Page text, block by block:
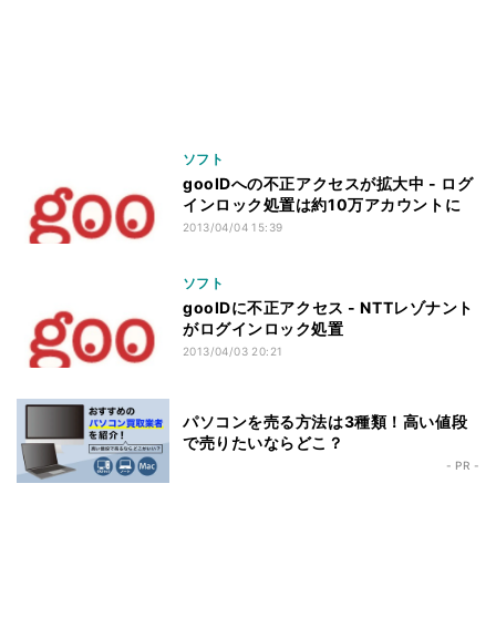
ソフト
gooIDへの不正アクセスが拡大中 - ログ
インロック処置は約10万アカウントに
2013/04/04 15:39
ソフト
gooIDに不正アクセス - NTTレゾナント
がログインロック処置
2013/04/03 20:21
パソコンを売る方法は3種類！高い値段
で売りたいならどこ？
- PR -